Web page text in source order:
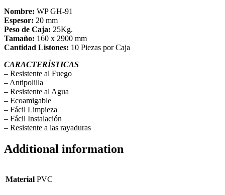
Nombre: WP GH-91
Espesor: 20 mm
Peso de Caja: 25Kg.
Tamaño: 160 x 2900 mm
Cantidad Listones: 10 Piezas por Caja
CARACTERÍSTICAS
– Resistente al Fuego
– Antipolilla
– Resistente al Agua
– Ecoamigable
– Fácil Limpieza
– Fácil Instalación
– Resistente a las rayaduras
Additional information
Material PVC